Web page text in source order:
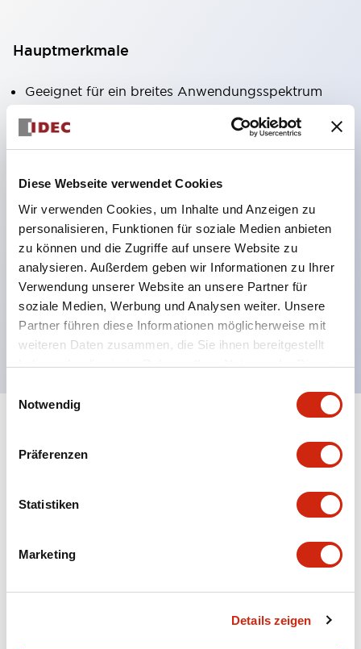
Diese Webseite verwendet Cookies
Wir verwenden Cookies, um Inhalte und Anzeigen zu
personalisieren, Funktionen für soziale Medien anbieten
zu können und die Zugriffe auf unsere Website zu
analysieren. Außerdem geben wir Informationen zu Ihrer
Verwendung unserer Website an unsere Partner für
soziale Medien, Werbung und Analysen weiter. Unsere
Partner führen diese Informationen möglicherweise mit
weiteren Daten zusammen, die Sie ihnen bereitgestellt
haben oder die sie im Rahmen Ihrer Nutzung der Dienste
Notwendig
Präferenzen
Statistiken
Marketing
Details zeigen
Hauptmerkmale
Geeignet für ein breites Anwendungsspektrum
von der Konsumelektronik bis zum FA-Bereich
LED-Beleuchtungseinheit mit integriertem
LED-Lampenkörper
Schutzarten IP40 und IP65 vollständig verfügbar
(IEC 60529)
UL- und CSA-zertifiziert. Entspricht EN (Europa)
Normen. CCC-zertifiziert (außer Anzeigeleuchten).
Mit speziellem Zubehör leicht auf Φ22 Flash-
Silhouette umstellbar
Electrical Specifications (rated illuminated